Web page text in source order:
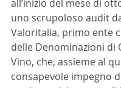
all’inizio del mese di
uno scrupoloso audit
Valoritalia, primo ente
delle Denominazioni di
Vino, che, assieme al
consapevole impegno